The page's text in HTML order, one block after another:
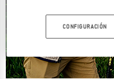
CONFIGURACIÓN